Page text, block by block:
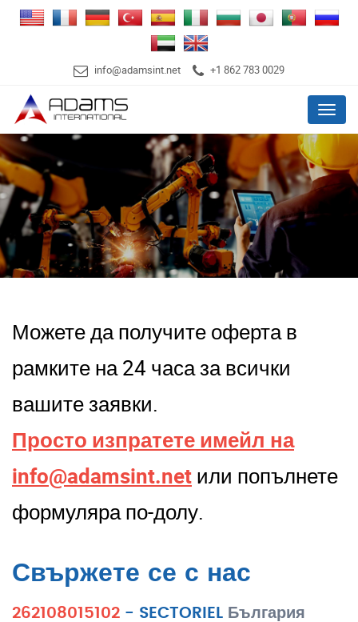
info@adamsint.net +1 862 783 0029
Menu
Можете да получите оферта в
рамките на 24 часа за всички
вашите заявки.
Просто изпратете имейл на
info@adamsint.net или попълнете
формуляра по-долу.
Свържете се с нас
262108015102 - SECTORIEL България